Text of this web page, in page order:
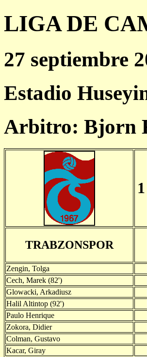
LIGA DE
27 septiembre
Estadio
Arbitro: Bjorn
1
TRABZONSPOR
Zengin, Tolga
Cech, Marek (82')
Glowacki, Arkadiusz
Halil Altintop (92')
Paulo Henrique
Zokora, Didier
Colman, Gustavo
Kacar, Giray